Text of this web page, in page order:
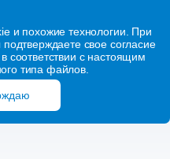
и похожие технологии. При
свое согласие
соответствии с настоящим
типа файлов.